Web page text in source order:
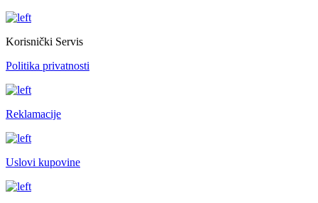
Korisnički Servis
Politika privatnosti
Reklamacije
Uslovi kupovine